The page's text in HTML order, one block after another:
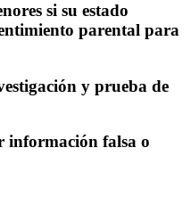
si su estado
parental para
y prueba de
información falsa o